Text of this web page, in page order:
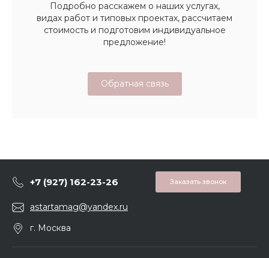
Подробно расскажем о наших услугах,
видах работ и типовых проектах, рассчитаем
стоимость и подготовим индивидуальное
предложение!
Обратная связь
+7 (927) 162-23-26 Заказать звонок
astartamag@yandex.ru
г. Москва